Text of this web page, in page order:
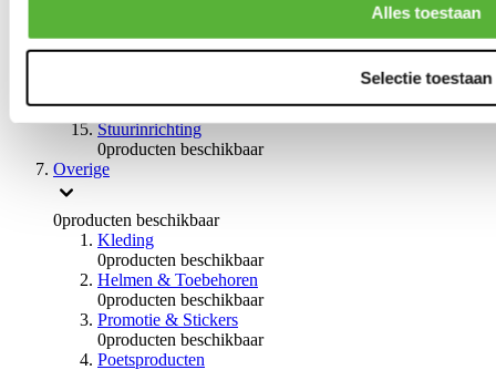
Alles toestaan
Selectie toestaan
Remmen overige
0producten beschikbaar
Stuurinrichting
0producten beschikbaar
Overige
0producten beschikbaar
Kleding
0producten beschikbaar
Helmen & Toebehoren
0producten beschikbaar
Promotie & Stickers
0producten beschikbaar
Poetsproducten